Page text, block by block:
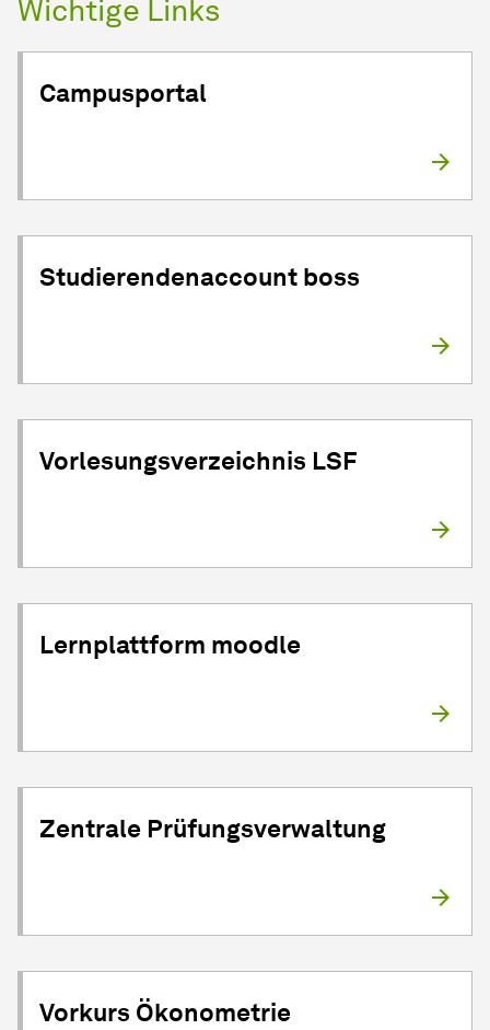
Wichtige Links
Campusportal
Studierendenaccount boss
Vorlesungsverzeichnis LSF
Lernplattform moodle
Zentrale Prüfungsverwaltung
Vorkurs Ökonometrie